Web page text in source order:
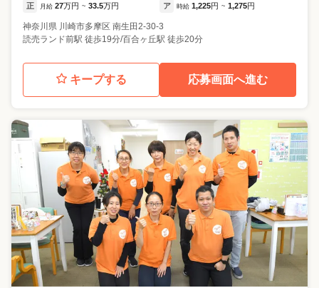
正 月給 27万円 ~ 33.5万円 ア 時給 1,225円 ~ 1,275円
神奈川県 川崎市多摩区 南生田2-30-3
読売ランド前駅 徒歩19分/百合ヶ丘駅 徒歩20分
キープする 応募画面へ進む